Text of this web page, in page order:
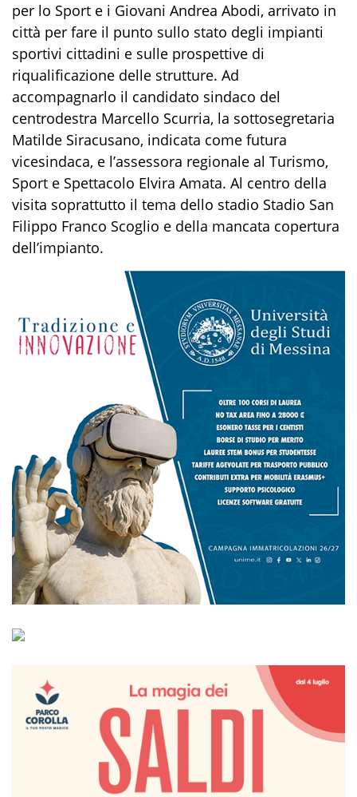
per lo Sport e i Giovani Andrea Abodi, arrivato in
città per fare il punto sullo stato degli impianti
sportivi cittadini e sulle prospettive di
riqualificazione delle strutture. Ad
accompagnarlo il candidato sindaco del
centrodestra Marcello Scurria, la sottosegretaria
Matilde Siracusano, indicata come futura
vicesindaca, e l’assessora regionale al Turismo,
Sport e Spettacolo Elvira Amata. Al centro della
visita soprattutto il tema dello stadio Stadio San
Filippo Franco Scoglio e della mancata copertura
dell’impianto.